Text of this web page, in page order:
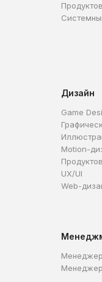
Дизайн
Game
Motion-
UX/UI
Web-